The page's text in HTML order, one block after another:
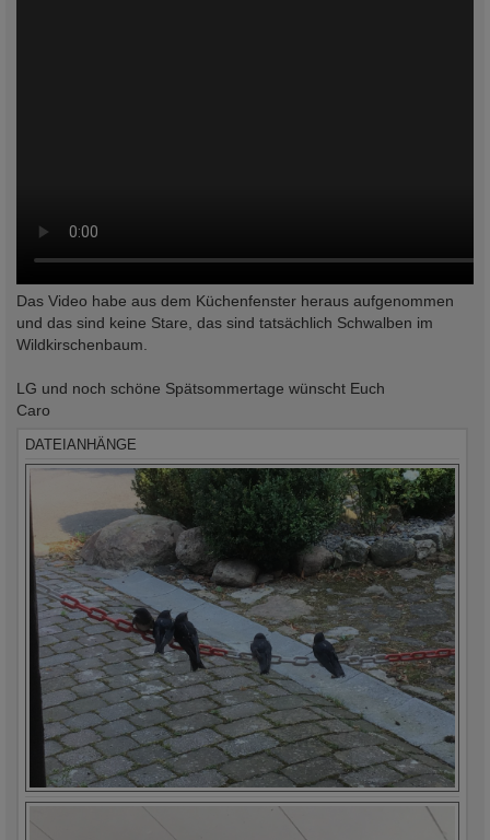
Das Video habe aus dem Küchenfenster heraus aufgenommen
und das sind keine Stare, das sind tatsächlich Schwalben im
Wildkirschenbaum.
LG und noch schöne Spätsommertage wünscht Euch
Caro
DATEIANHÄNGE